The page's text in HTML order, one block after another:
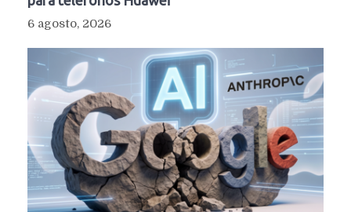
6 agosto, 2026